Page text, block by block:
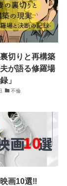
裏切りと再構築
が語る修羅場
」
不倫
画10選‼